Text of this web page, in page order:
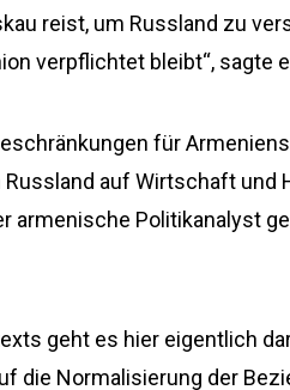
reist, um Russland zu
verpflichtet bleibt“, sagte
für
auf Wirtschaft und
armenische Politikanalyst
geht es hier eigentlich
die Normalisierung der